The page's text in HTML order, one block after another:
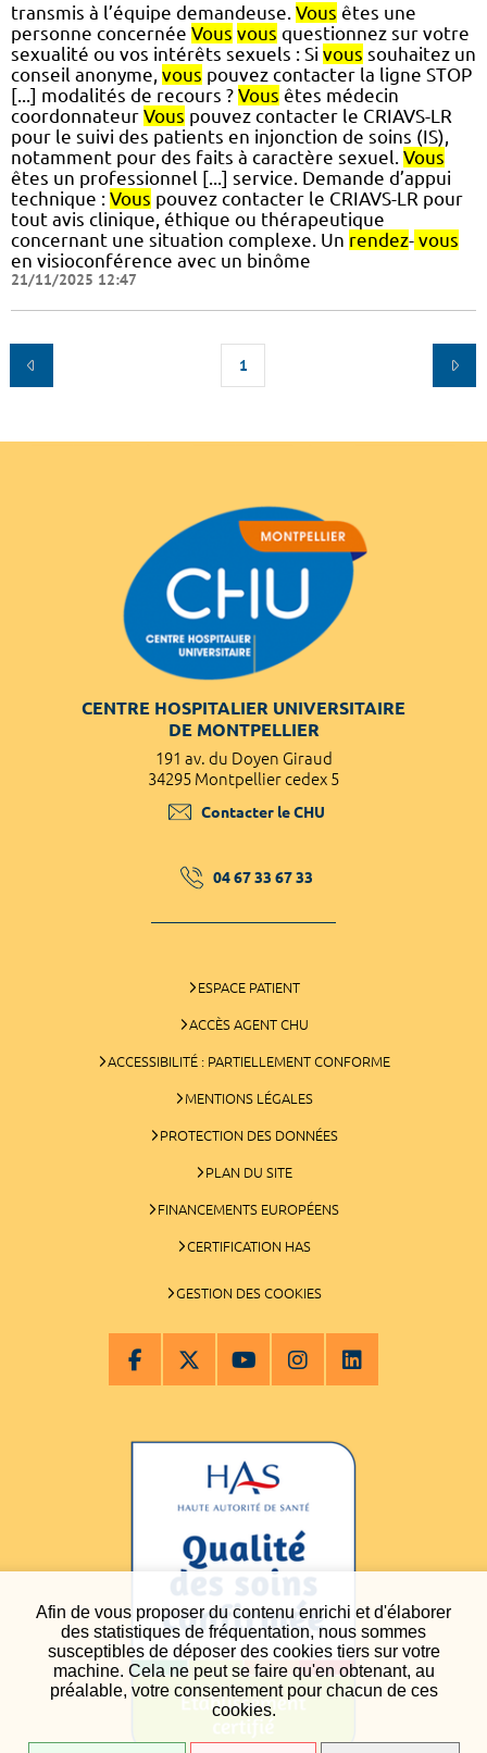
Afin de vous proposer du contenu enrichi et d'élaborer
des statistiques de fréquentation, nous sommes
susceptibles de déposer des cookies tiers sur votre
machine. Cela ne peut se faire qu'en obtenant, au
préalable, votre consentement pour chacun de ces
cookies.
transmis à l’équipe demandeuse. Vous êtes une
personne concernée Vous vous questionnez sur votre
sexualité ou vos intérêts sexuels : Si vous souhaitez un
conseil anonyme, vous pouvez contacter la ligne STOP
[...] modalités de recours ? Vous êtes médecin
coordonnateur Vous pouvez contacter le CRIAVS-LR
pour le suivi des patients en injonction de soins (IS),
notamment pour des faits à caractère sexuel. Vous
êtes un professionnel [...] service. Demande d’appui
technique : Vous pouvez contacter le CRIAVS-LR pour
tout avis clinique, éthique ou thérapeutique
concernant une situation complexe. Un rendez- vous
en visioconférence avec un binôme
21/11/2025 12:47
1
CENTRE HOSPITALIER UNIVERSITAIRE
DE MONTPELLIER
191 av. du Doyen Giraud
34295 Montpellier cedex 5
Contacter le CHU
04 67 33 67 33
ESPACE PATIENT
ACCÈS AGENT CHU
ACCESSIBILITÉ : PARTIELLEMENT CONFORME
MENTIONS LÉGALES
PROTECTION DES DONNÉES
PLAN DU SITE
FINANCEMENTS EUROPÉENS
CERTIFICATION HAS
GESTION DES COOKIES